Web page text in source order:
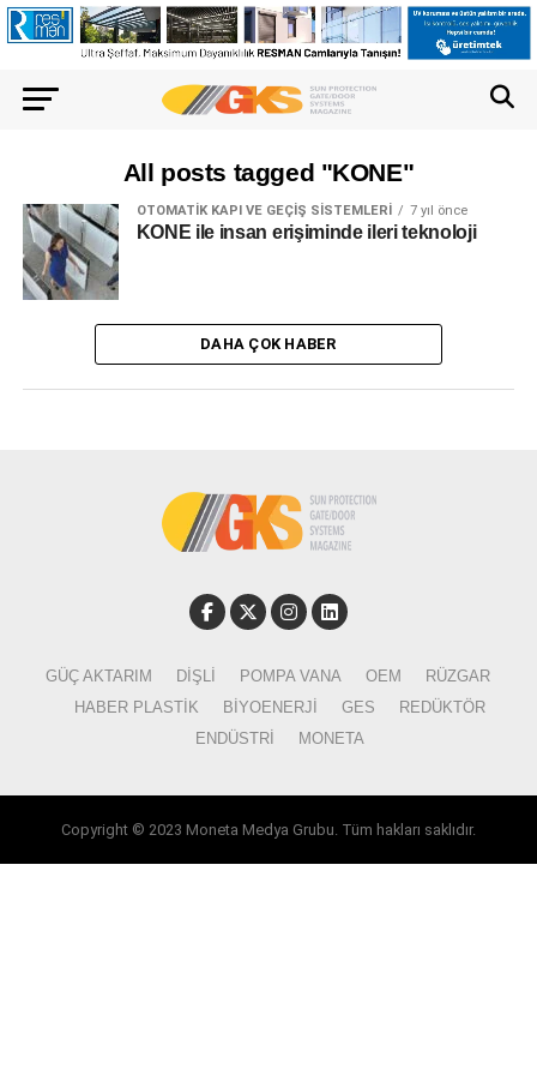
All posts tagged "KONE"
OTOMATIK KAPI VE GEÇIŞ SISTEMLERI 7 yıl önce
KONE ile insan erişiminde ileri teknoloji
DAHA ÇOK HABER
GÜÇ AKTARIM DIŞLI POMPA VANA OEM
RÜZGAR
HABER PLASTIK
BIYOENERJI GES
REDÜKTÖR
ENDÜSTRI
MONETA
Copyright © 2023 Moneta Medya Grubu. Tüm hakları saklıdır.